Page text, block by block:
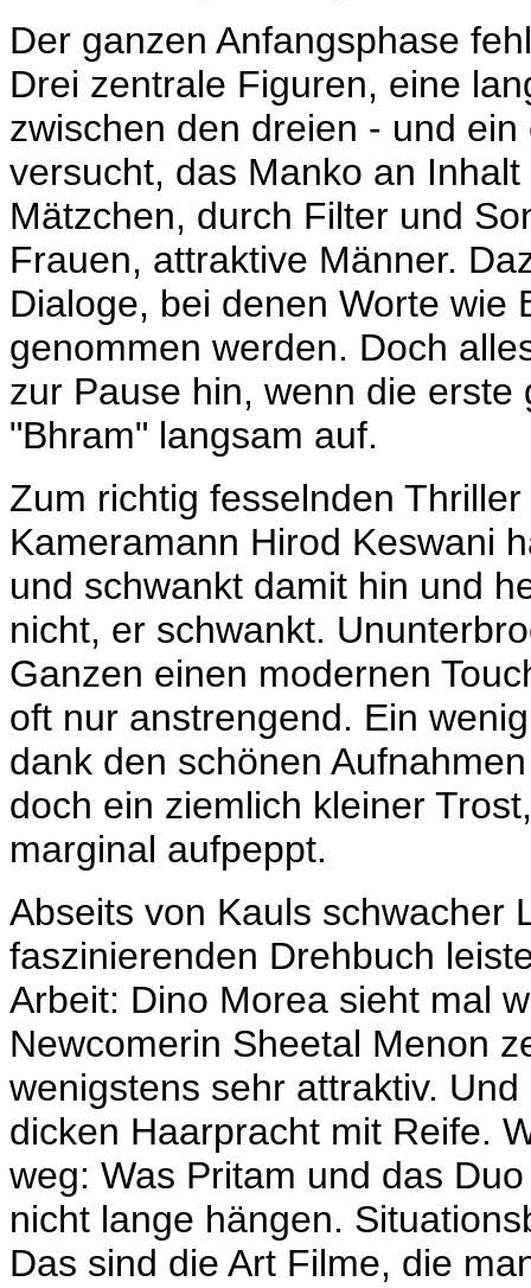
Der ganzen Anfangsphase
Drei zentrale Figuren, eine
zwischen den dreien - und
versucht, das Manko an
Mätzchen, durch Filter und
Frauen, attraktive Männer.
Dialoge, bei denen Worte wie
genommen werden. Doch
zur Pause hin, wenn die
"Bhram" langsam auf.
Zum richtig fesselnden
Kameramann Hirod Keswani
und schwankt damit hin und
nicht, er schwankt.
Ganzen einen modernen
oft nur anstrengend. Ein
dank den schönen
doch ein ziemlich kleiner
marginal aufpeppt.
Abseits von Kauls schwacher
faszinierenden Drehbuch
Arbeit: Dino Morea sieht mal
Newcomerin Sheetal Menon
wenigstens sehr attraktiv.
dicken Haarpracht mit Reife.
weg: Was Pritam und das
nicht lange hängen.
Das sind die Art Filme, die